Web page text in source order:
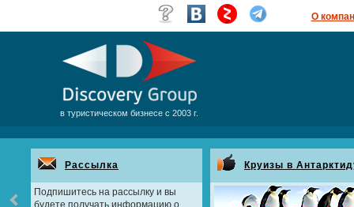
О
в туристическом бизнесе с 2003 г.
Рассылка
Подпишитесь на рассылку и вы
будете получать информацию о
Круизы в